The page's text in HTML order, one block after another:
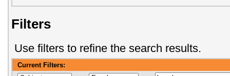
Filters
Use filters to refine the search results.
Current Filters: